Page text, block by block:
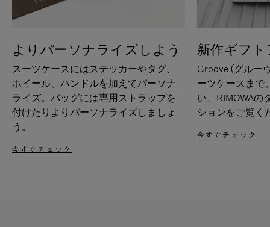
よりパーソナライズしよう
スーツケースにはステッカーやタグ、
ホイール、ハンドルを加えてパーソナ
ライズ。バッグには専用ストラップを
付けたりよりパーソナライズしましょ
う。
今すぐチェック
新作ギフ
Groove (グルー
ーツケースまで
い、RIMOWAの
ションをご覧く
今すぐチェック